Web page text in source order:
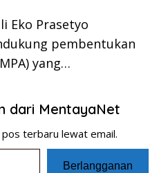
Eko Prasetyo
pembentukan
yang…
dari MentayaNet
terbaru lewat email.
Berlangganan